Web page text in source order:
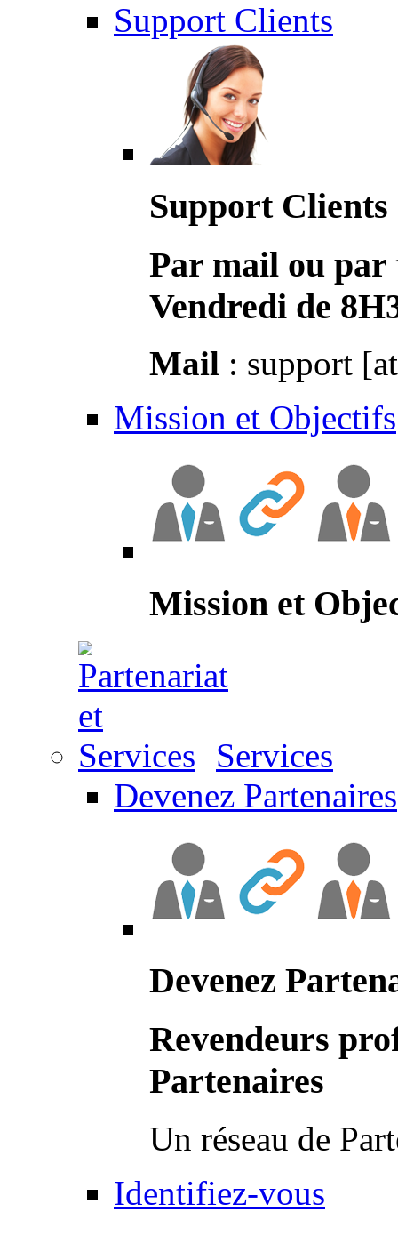
Support Clients
Support Clients
Par mail ou par
Vendredi de
Mail : support
Mission et Objectifs
Mission et
Services
Devenez Partenaires
Devenez
Revendeurs
Partenaires
Un réseau de
Identifiez-vous